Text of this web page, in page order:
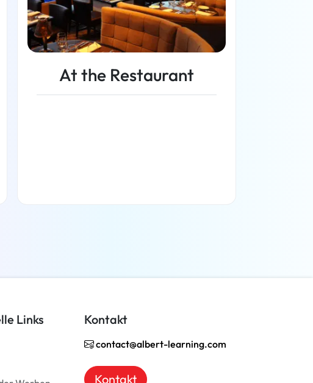
At the Restaurant
Links Kontakt
contact@albert-learning.com
Kontakt